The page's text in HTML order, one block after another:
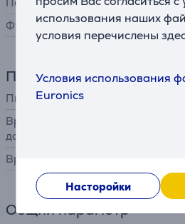
использования наших
условия перечислены
Условия использования
Euronics
Насторойки
Футляр
Питание
Питание
Время работы аккумулятора
до
Время зарядки
Общий параметр